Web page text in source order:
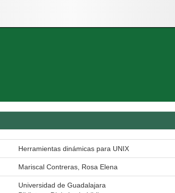
Herramientas dinámicas para UNIX
Mariscal Contreras, Rosa Elena
Universidad de Guadalajara